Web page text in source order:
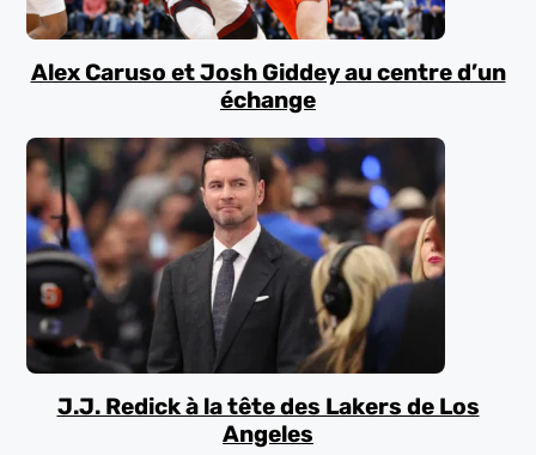
Alex Caruso et Josh Giddey au centre d’un
échange
J.J. Redick à la tête des Lakers de Los
Angeles